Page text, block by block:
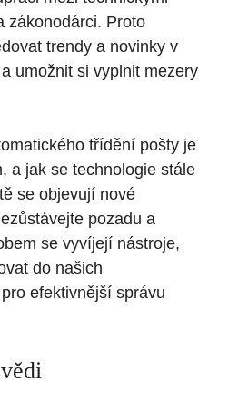
zákonodárci. Proto
trendy a novinky v
umožnit si vyplnit mezery
třídění pošty je
a jak se technologie stále
se objevují nové
pozadu a
se vyvíjejí nástroje,
do našich
efektivnější správu